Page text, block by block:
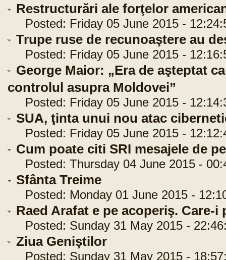
Restructurări ale forţelor
Posted: Friday 05 June 2015 -
Trupe ruse de recunoaştere au
Posted: Friday 05 June 2015 -
George Maior: „Era de aşteptat
controlul asupra Moldovei”
Posted: Friday 05 June 2015 -
SUA, ţinta unui nou atac
Posted: Friday 05 June 2015 -
Cum poate citi SRI mesajele de
Posted: Thursday 04 June 2015 -
Sfânta Treime
Posted: Monday 01 June 2015 -
Raed Arafat e pe acoperiş. Care-
Posted: Sunday 31 May 2015 -
Ziua Geniştilor
Posted: Sunday 31 May 2015 -